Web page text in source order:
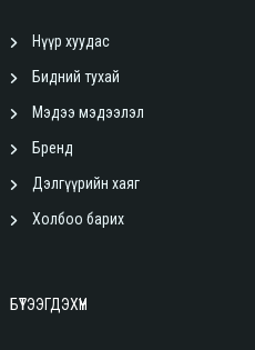
Нүүр хуудас
Бидний тухай
Мэдээ мэдээлэл
Бренд
Дэлгүүрийн хаяг
Холбоо барих
БҮТЭЭГДЭХҮҮН